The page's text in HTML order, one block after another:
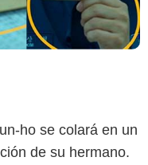
ho se colará en un
de su hermano.